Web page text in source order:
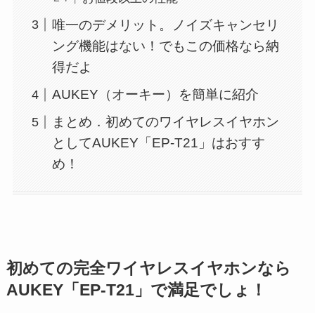
唯一のデメリット。ノイズキャンセリ
ング機能はない！でもこの価格なら納
得だよ
AUKEY（オーキー）を簡単に紹介
まとめ．初めてのワイヤレスイヤホン
としてAUKEY「EP-T21」はおすす
め！
初めての完全ワイヤレスイヤホンなら
AUKEY「EP-T21」で満足でしょ！